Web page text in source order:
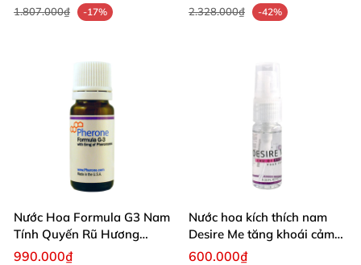
1.807.000₫ -17% 2.328.000₫ -42%
Nước Hoa Formula G3 Nam
Tính Quyến Rũ Hương
Thơm Kích Thích
990.000₫
Nước hoa kích thích nam
Desire Me tăng khoái cảm
mạnh mẽ
600.000₫